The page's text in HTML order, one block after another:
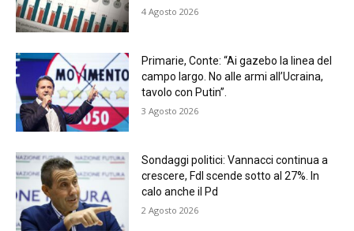
4 Agosto 2026
Primarie, Conte: “Ai gazebo la linea del
campo largo. No alle armi all’Ucraina,
tavolo con Putin”.
3 Agosto 2026
Sondaggi politici: Vannacci continua a
crescere, FdI scende sotto al 27%. In
calo anche il Pd
2 Agosto 2026